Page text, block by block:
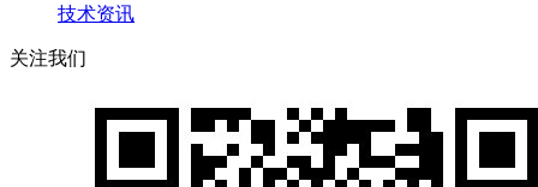
技术资讯
关注我们